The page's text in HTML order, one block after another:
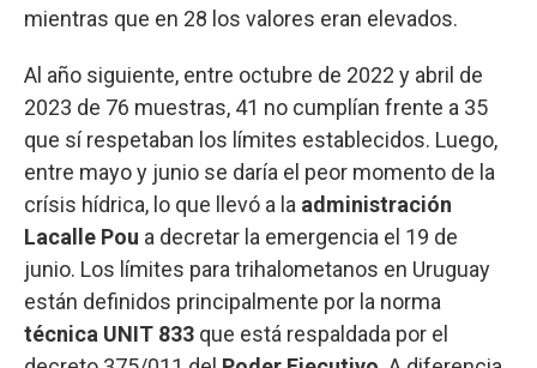
mientras que en 28 los valores eran elevados.
Al año siguiente, entre octubre de 2022 y abril de
2023 de 76 muestras, 41 no cumplían frente a 35
que sí respetaban los límites establecidos. Luego,
entre mayo y junio se daría el peor momento de la
crísis hídrica, lo que llevó a la administración
Lacalle Pou a decretar la emergencia el 19 de
junio. Los límites para trihalometanos en Uruguay
están definidos principalmente por la norma
técnica UNIT 833 que está respaldada por el